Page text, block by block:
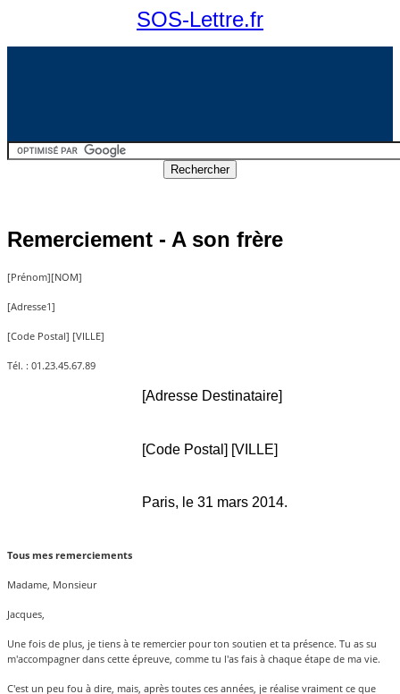
SOS-Lettre.fr
Remerciement - A son frère
[Prénom][NOM]
[Adresse1]
[Code Postal] [VILLE]
Tél. : 01.23.45.67.89
[Adresse Destinataire]
[Code Postal] [VILLE]
Paris, le 31 mars 2014.
Tous mes remerciements
Madame, Monsieur
Jacques,
Une fois de plus, je tiens à te remercier pour ton soutien et ta présence. Tu as su
m'accompagner dans cette épreuve, comme tu l'as fais à chaque étape de ma vie.
C'est un peu fou à dire, mais, après toutes ces années, je réalise vraiment ce que